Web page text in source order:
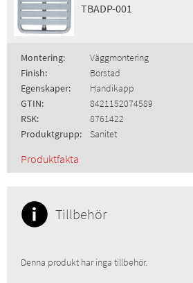
TBADP-001
Montering:
Väggmontering
Finish:
Borstad
Egenskaper:
Handikapp
GTIN:
8421152074589
RSK:
8761422
Produktgrupp:
Sanitet
Produktfakta
Tillbehör
Denna produkt har inga tillbehör.